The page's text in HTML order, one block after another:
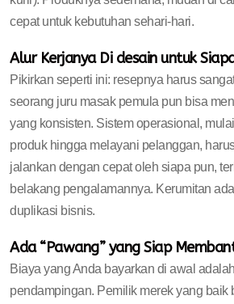
cepat untuk kebutuhan sehari-hari.
Alur Kerjanya Di desain untuk
Pikirkan seperti ini: resepnya harus
seorang juru masak pemula pun bisa
yang konsisten. Sistem operasional,
produk hingga melayani pelanggan,
jalankan dengan cepat oleh siapa pun,
belakang pengalamannya. Kerumitan
duplikasi bisnis.
Ada “Pawang” yang Siap
Biaya yang Anda bayarkan di awal
pendampingan. Pemilik merek yang baik